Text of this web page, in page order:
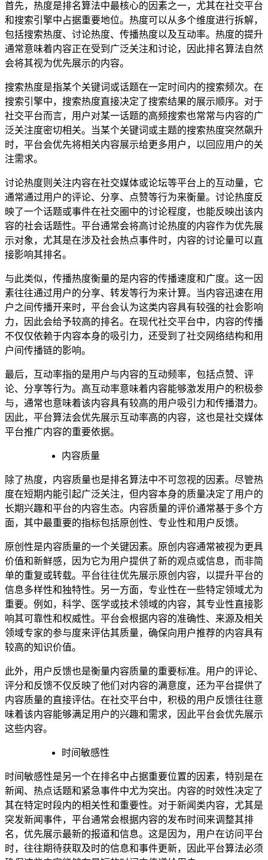
首先，热度是排名算法中最核心的因素之一，尤其在社交平台
和搜索引擎中占据重要地位。热度可以从多个维度进行拆解，
包括搜索热度、讨论热度、传播热度以及互动率。热度的提升
通常意味着内容正在受到广泛关注和讨论，因此排名算法自然
会将其视为优先展示的内容。
搜索热度是指某个关键词或话题在一定时间内的搜索频次。在
搜索引擎中，搜索热度直接决定了搜索结果的展示顺序。对于
社交平台而言，用户对某一话题的高频搜索也常常与内容的广
泛关注度密切相关。当某个关键词或主题的搜索热度突然飙升
时，平台会优先将相关内容展示给更多用户，以回应用户的关
注需求。
讨论热度则关注内容在社交媒体或论坛等平台上的互动量，它
通常通过用户的评论、分享、点赞等行为来衡量。讨论热度反
映了一个话题或事件在社交圈中的讨论程度，也能反映出该内
容的社会话题性。平台通常会将高讨论热度的内容作为优先展
示对象，尤其是在涉及社会热点事件时，内容的讨论量可以直
接影响其排名。
与此类似，传播热度衡量的是内容的传播速度和广度。这一因
素往往通过用户的分享、转发等行为来计算。当内容迅速在用
户之间传播开来时，平台会认为这类内容具有较强的社会影响
力，因此会给予较高的排名。在现代社交平台中，内容的传播
不仅仅依赖于内容本身的吸引力，还受到了社交网络结构和用
户间传播链的影响。
最后，互动率指的是用户与内容的互动频率，包括点赞、评
论、分享等行为。高互动率意味着内容能够激发用户的积极参
与，通常也意味着该内容具有较高的用户吸引力和传播潜力。
因此，平台算法会优先展示互动率高的内容，这也是社交媒体
平台推广内容的重要依据。
内容质量
除了热度，内容质量也是排名算法中不可忽视的因素。尽管热
度在短期内能引起广泛关注，但内容本身的质量决定了用户的
长期兴趣和平台的内容生态。内容质量的评价通常基于多个方
面，其中最重要的指标包括原创性、专业性和用户反馈。
原创性是内容质量的一个关键因素。原创内容通常被视为更具
价值和新鲜感，因为它为用户提供了新的观点或信息，而非简
单的重复或转载。平台往往优先展示原创内容，以提升平台的
信息多样性和独特性。另一方面，专业性在一些特定领域尤为
重要。例如，科学、医学或技术领域的内容，其专业性直接影
响其可靠性和权威性。平台会根据内容的准确性、来源及相关
领域专家的参与度来评估其质量，确保向用户推荐的内容具有
较高的知识价值。
此外，用户反馈也是衡量内容质量的重要标准。用户的评论、
评分和反馈不仅反映了他们对内容的满意度，还为平台提供了
内容质量的直接评估。在社交平台中，积极的用户反馈往往意
味着该内容能够满足用户的兴趣和需求，因此平台会优先展示
这些内容。
时间敏感性
时间敏感性是另一个在排名中占据重要位置的因素，特别是在
新闻、热点话题和紧急事件中尤为突出。内容的时效性决定了
其在特定时段内的相关性和重要性。对于新闻类内容，尤其是
突发新闻事件，平台通常会根据内容的发布时间来调整其排
名，优先展示最新的报道和信息。这是因为，用户在访问平台
时，往往期待获取及时的信息和事件更新，因此平台算法必须